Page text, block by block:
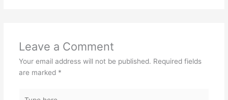
Leave a Comment
Your email address will not be published. Required fields
are marked *